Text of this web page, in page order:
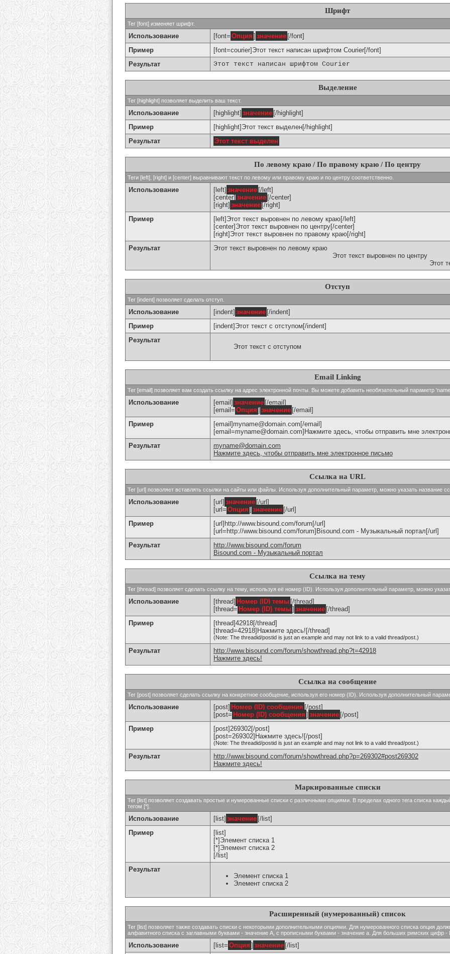
Шрифт
Тег [font] изменяет шрифт.
Использование [font= Опция ] значение [/font]
Пример
[font=courier]Этот текст написан шрифтом Courier[/font]
Результат
Этот текст написан шрифтом Courier
Выделение
Тег [highlight] позволяет выделить ваш текст.
Использование [highlight] значение [/highlight]
Пример
[highlight]Этот текст выделен[/highlight]
Результат
Этот текст выделен
По левому краю / По правому краю / По центру
Теги [left], [right] и [center] выравнивают текст по левому или правому краю и по центру соответственно.
Использование [left] значение [/left]
[center] значение [/center]
[right] значение [/right]
Пример
[left]Этот текст выровнен по левому краю[/left]
[center]Этот текст выровнен по центру[/center]
[right]Этот текст выровнен по правому краю[/right]
Результат
Этот текст выровнен по левому краю
Этот текст выровнен по центру
Этот
Отступ
Тег [indent] позволяет сделать отступ.
Использование [indent] значение [/indent]
Пример
[indent]Этот текст с отступом[/indent]
Результат
Этот текст с отступом
Email Linking
Тег [email] позволяет вам создать ссылку на адрес электронной почты. Вы можете добавить необязательный параметр
Использование [email] значение [/email]
[email= Опция ] значение [/email]
Пример
[email]myname@domain.com[/email]
[email=myname@domain.com]Нажмите здесь, чтобы отправить мне
Результат
myname@domain.com
Нажмите здесь, чтобы отправить мне электронное письмо
Ссылка на URL
Тег [url] позволяет вставлять ссылки на сайты или файлы. Используя дополнительный параметр, можно указать название
Использование [url] значение [/url]
[url= Опция ] значение [/url]
Пример
[url]http://www.bisound.com/forum[/url]
[url=http://www.bisound.com/forum]Bisound.com - Музыкальный портал[/url]
Результат
http://www.bisound.com/forum
Bisound.com - Музыкальный портал
Ссылка на тему
Тег [thread] позволяет сделать ссылку на тему, используя её номер (ID). Используя дополнительный параметр, можно
Использование [thread] Номер (ID) темы [/thread]
[thread= Номер (ID) темы] значение [/thread]
Пример
[thread]42918[/thread]
[thread=42918]Нажмите здесь![/thread]
(Note: The threadid/postid is just an example and may not link to a valid thread/post.)
Результат
http://www.bisound.com/forum/showthread.php?t=42918
Нажмите здесь!
Ссылка на сообщение
Тег [post] позволяет сделать ссылку на конкретное сообщение, используя его номер (ID). Используя дополнительный
Использование [post] Номер (ID) сообщения [/post]
[post= Номер (ID) сообщения ] значение [/post]
Пример
[post]269302[/post]
[post=269302]Нажмите здесь![/post]
(Note: The threadid/postid is just an example and may not link to a valid thread/post.)
Результат
http://www.bisound.com/forum/showthread.php?p=269302#post269302
Нажмите здесь!
Маркированные списки
Тег [list] позволяет создавать простые и нумерованные списки с различными опциями. В пределах одного тега списка
тегом [*].
Использование [list] значение [/list]
Пример
[list]
[*]Элемент списка 1
[*]Элемент списка 2
[/list]
Результат
Элемент списка 1
Элемент списка 2
Расширенный (нумерованный) список
Тег [list] позволяет также создавать списки с некоторыми дополнительными опциями. Для нумерованного списка опция
алфавитного списка с заглавными буквами - значение A, с прописными буквами - значение а. Для больших римских цифр -
Использование [list= Опция ] значение [/list]